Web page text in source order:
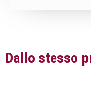
Dallo stesso